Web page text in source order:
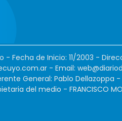
- Fecha de Inicio: 11/2003 -
- Email:
General: Pablo Dellazoppa
del medio - FRANCISCO